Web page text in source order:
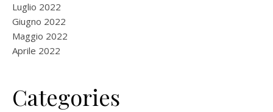
Luglio 2022
Giugno 2022
Maggio 2022
Aprile 2022
Categories